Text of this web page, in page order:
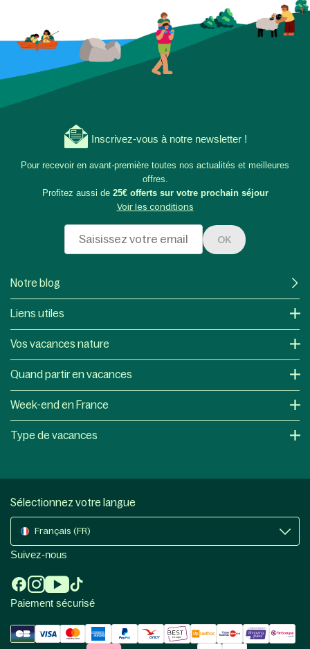
Inscrivez-vous à notre newsletter !
Pour recevoir en avant-première toutes nos actualités et meilleures
offres.
Profitez aussi de 25€ offerts sur votre prochain séjour
Voir les conditions
OK
Notre blog
Liens utiles
Vos vacances nature
Quand partir en vacances
Week-end en France
Type de vacances
Sélectionnez votre langue
Français (FR)
Suivez-nous
Paiement sécurisé